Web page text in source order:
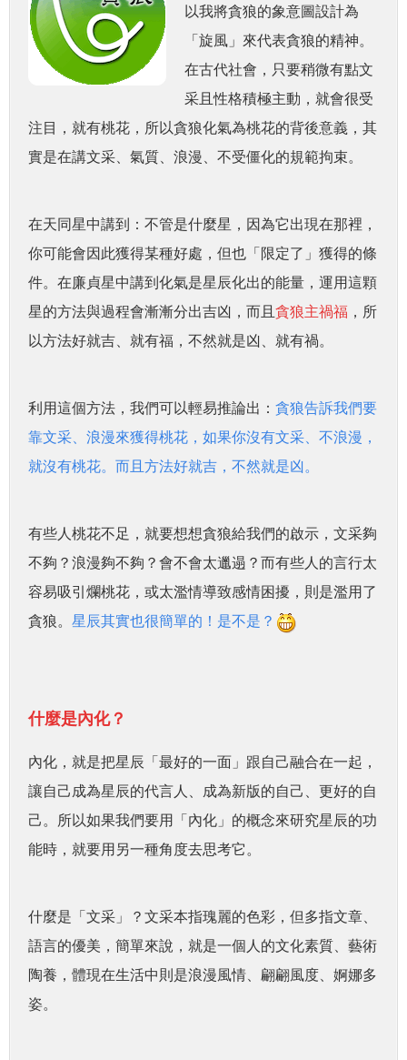
以我將貪狼的象意圖設計為
「旋風」來代表貪狼的精神。
在古代社會，只要稍微有點文
采且性格積極主動，就會很受
注目，就有桃花，所以貪狼化氣為桃花的背後意義，其
實是在講文采、氣質、浪漫、不受僵化的規範拘束。
在天同星中講到：不管是什麼星，因為它出現在那裡，
你可能會因此獲得某種好處，但也「限定了」獲得的條
件。在廉貞星中講到化氣是星辰化出的能量，運用這顆
星的方法與過程會漸漸分出吉凶，而且貪狼主禍福 ，所
以方法好就吉、就有福，不然就是凶、就有禍。
利用這個方法，我們可以輕易推論出： 貪狼告訴我們要
靠文采、浪漫來獲得桃花，如果你沒有文采、不浪漫，
就沒有桃花。而且方法好就吉，不然就是凶。
有些人桃花不足，就要想想貪狼給我們的啟示，文采夠
不夠？浪漫夠不夠？會不會太邋遢？而有些人的言行太
容易吸引爛桃花，或太濫情導致感情困擾，則是濫用了
貪狼。 星辰其實也很簡單的！是不是？
什麼是內化？
內化，就是把星辰「最好的一面」跟自己融合在一起，
讓自己成為星辰的代言人、成為新版的自己、更好的自
己。所以如果我們要用「內化」的概念來研究星辰的功
能時，就要用另一種角度去思考它。
什麼是「文采」？文采本指瑰麗的色彩，但多指文章、
語言的優美，簡單來說，就是一個人的文化素質、藝術
陶養，體現在生活中則是浪漫風情、翩翩風度、婀娜多
姿。